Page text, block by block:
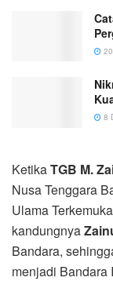
8
KetikaTGB M.
Nusa Tenggara
Ulama
kandungnya
Bandara,
menjadi Bandara